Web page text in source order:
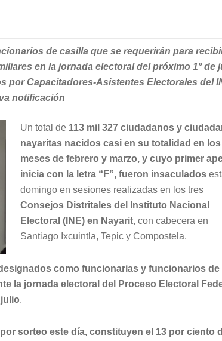
de casilla que se requerirán para
en la jornada electoral del próximo 1° de
por Capacitadores-Asistentes Electorales del
notificación
Un total de 113 mil 327 ciudadanos y
nayaritas nacidos casi en su totalidad en los
meses de febrero y marzo, y cuyo primer
inicia con la letra “F”, fueron insaculados
domingo en sesiones realizadas en los tres
Consejos Distritales del Instituto Nacional
Electoral (INE) en Nayarit, con cabecera en
Santiago Ixcuintla, Tepic y Compostela.
como funcionarias y funcionarios de
la jornada electoral del Proceso Electoral
.
sorteo este día, constituyen el 13 por ciento